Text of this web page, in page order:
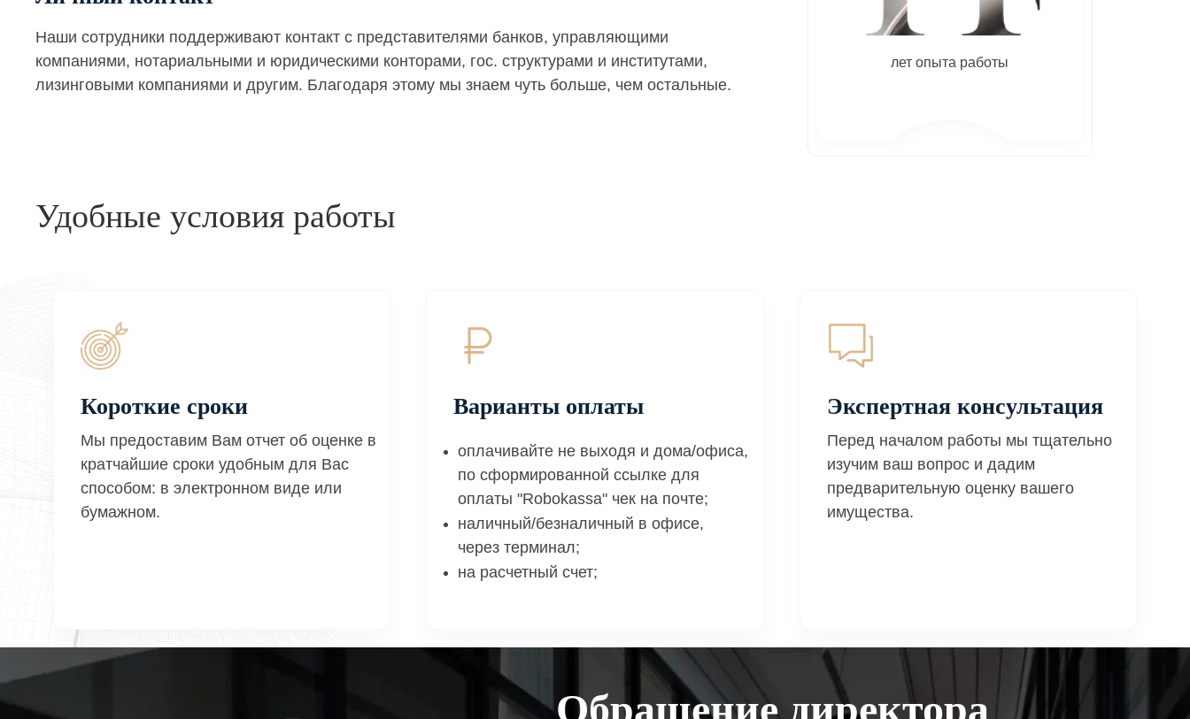
Наши сотрудники поддерживают контакт с представителями банков, управляющими
компаниями, нотариальными и юридическими конторами, гос. структурами и институтами,
лизинговыми компаниями и другим. Благодаря этому мы знаем чуть больше, чем остальные.
лет опыта работы
Удобные условия работы
Короткие сроки
Мы предоставим Вам отчет об оценке в
кратчайшие сроки удобным для Вас
способом: в электронном виде или
бумажном.
Варианты оплаты
оплачивайте не выходя и дома/офиса,
по сформированной ссылке для
оплаты "Robokassa" чек на почте;
наличный/безналичный в офисе,
через терминал;
на расчетный счет;
Экспертная консультация
Перед началом работы мы тщательно
изучим ваш вопрос и дадим
предварительную оценку вашего
имущества.
Обращение директора